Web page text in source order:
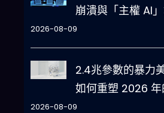
崩潰與「主權 AI
2026-08-09
2.4兆參數的暴力
如何重塑 2026 年
2026-08-09